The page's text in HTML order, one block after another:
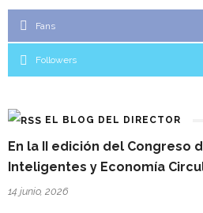
Fans
Followers
EL BLOG DEL DIRECTOR
En la II edición del Congreso
Inteligentes y Economía
14 junio, 2026